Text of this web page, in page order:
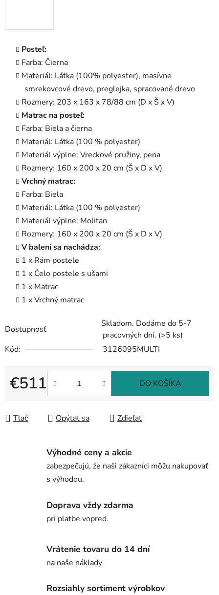
Posteľ:
Farba: Čierna
Materiál: Látka (100% polyester), masívne
smrekovcové drevo, preglejka, spracované drevo
Rozmery: 203 x 163 x 78/88 cm (D x Š x V)
Matrac na posteľ:
Farba: Biela a čierna
Materiál: Látka (100 % polyester)
Materiál výplne: Vreckové pružiny, pena
Rozmery: 160 x 200 x 20 cm (Š x D x V)
Vrchný matrac:
Farba: Biela
Materiál: Látka (100 % polyester)
Materiál výplne: Molitan
Rozmery: 160 x 200 x 20 cm (Š x D x V)
V balení sa nachádza:
1 x Rám postele
1 x Čelo postele s ušami
1 x Matrac
1 x Vrchný matrac
Dostupnosť
Skladom. Dodáme do 5-7
pracovných dní. (>5 ks)
Kód:
3126095MULTI
€511
Jednotková cena:
DO KOŠÍKA
Tlač Opýtať sa Zdieľať
Výhodné ceny a akcie
zabezpečujú, že naši zákazníci môžu nakupovať
s výhodou.
Doprava vždy zdarma
pri platbe vopred.
Vrátenie tovaru do 14 dní
na naše náklady
Rozsiahly sortiment výrobkov